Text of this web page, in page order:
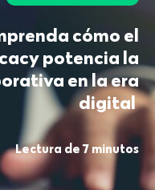
del Data
experiencia de
VR y e-
sports
Lectura de 11 minutos